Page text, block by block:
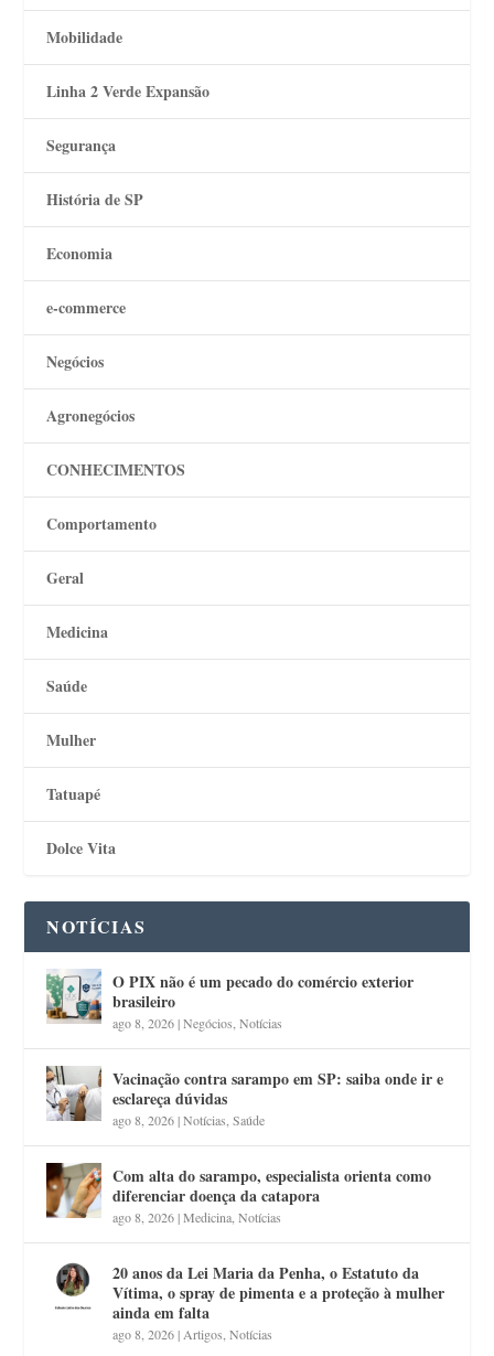
Mobilidade
Linha 2 Verde Expansão
Segurança
História de SP
Economia
e-commerce
Negócios
Agronegócios
CONHECIMENTOS
Comportamento
Geral
Medicina
Saúde
Mulher
Tatuapé
Dolce Vita
NOTÍCIAS
O PIX não é um pecado do comércio exterior
brasileiro
ago 8, 2026|Negócios ,Notícias
Vacinação contra sarampo em SP: saiba onde ir e
esclareça dúvidas
ago 8, 2026|Notícias ,Saúde
Com alta do sarampo, especialista orienta como
diferenciar doença da catapora
ago 8, 2026|Medicina ,Notícias
20 anos da Lei Maria da Penha, o Estatuto da
Vítima, o spray de pimenta e a proteção à mulher
ainda em falta
ago 8, 2026| Artigos ,Notícias